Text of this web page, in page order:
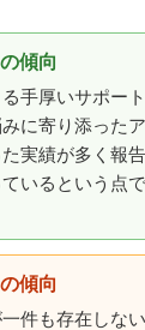
傾向
手厚いサポー
に寄り添った
実績が多く報
いるという点
傾向
件も存在しな